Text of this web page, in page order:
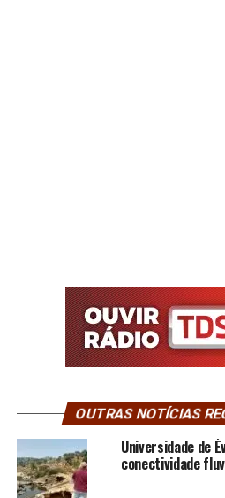
OUTRAS NOTÍCIAS
Universidade de
conectividade